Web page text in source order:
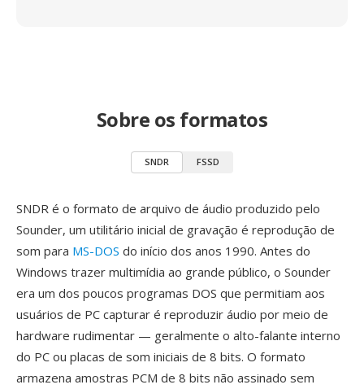
Sobre os formatos
SNDR FSSD
SNDR é o formato de arquivo de áudio produzido pelo
Sounder, um utilitário inicial de gravação é reprodução de
som para MS-DOS do início dos anos 1990. Antes do
Windows trazer multimídia ao grande público, o Sounder
era um dos poucos programas DOS que permitiam aos
usuários de PC capturar é reproduzir áudio por meio de
hardware rudimentar — geralmente o alto-falante interno
do PC ou placas de som iniciais de 8 bits. O formato
armazena amostras PCM de 8 bits não assinado sem